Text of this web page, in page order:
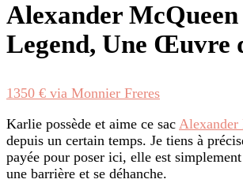
Alexander McQueen
Legend, Une Œuvre
1350 € via Monnier Freres
Karlie possède et aime ce sac Alexander
depuis un certain temps. Je tiens à
payée pour poser ici, elle est
une barrière et se déhanche.